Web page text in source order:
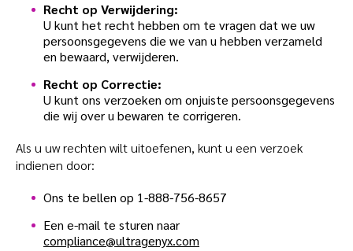
Recht op Verwijdering:
U kunt het recht hebben om te vragen dat we uw
persoonsgegevens die we van u hebben verzameld
en bewaard, verwijderen.
Recht op Correctie:
U kunt ons verzoeken om onjuiste persoonsgegevens
die wij over u bewaren te corrigeren.
Als u uw rechten wilt uitoefenen, kunt u een verzoek
indienen door:
Ons te bellen op 1-888-756-8657
Een e-mail te sturen naar
compliance@ultragenyx.com